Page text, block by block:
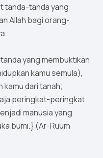
tanda-tanda yang
Allah bagi orang-
yang membuktikan
kamu semula),
kamu dari tanah;
peringkat-peringkat
manusia yang
bumi.} (Ar-Ruum